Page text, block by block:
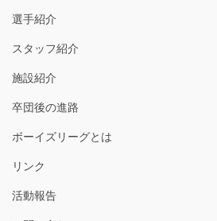
選手紹介
スタッフ紹介
施設紹介
卒団後の進路
ボーイズリーグとは
リンク
活動報告